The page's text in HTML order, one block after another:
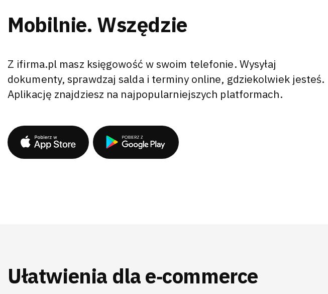
Mobilnie. Wszędzie
Z ifirma.pl masz księgowość w swoim telefonie. Wysyłaj
dokumenty, sprawdzaj salda i terminy online, gdziekolwiek jesteś.
Aplikację znajdziesz na najpopularniejszych platformach.
Ułatwienia dla e‑commerce